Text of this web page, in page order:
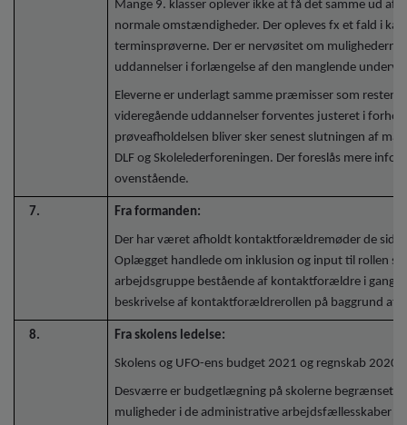
Mange 9. klasser oplever ikke at få det samme ud af
normale omstændigheder. Der opleves fx et fald i
terminsprøverne. Der er nervøsitet om mulighederne
uddannelser i forlængelse af den manglende
Eleverne er underlagt samme præmisser som resten
videregående uddannelser forventes justeret i
prøveafholdelsen bliver sker senest slutningen af
DLF og Skolelederforeningen. Der foreslås mere
ovenstående.
7. Fra formanden:
Der har været afholdt kontaktforældremøder de
Oplægget handlede om inklusion og input til rollen
arbejdsgruppe bestående af kontaktforældre i gang
beskrivelse af kontaktforældrerollen på baggrund af
8. Fra skolens ledelse:
Skolens og UFO-ens budget 2021 og regnskab 2020:
Desværre er budgetlægning på skolerne begrænset
muligheder i de administrative arbejdsfællesskaber i